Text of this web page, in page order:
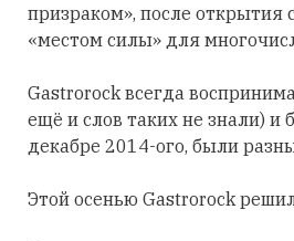
призраком», после открытия
«местом силы» для
Gastrorock всегда
ещё и слов таких не знали) и
декабре 2014-ого, были
Этой осенью Gastrorock